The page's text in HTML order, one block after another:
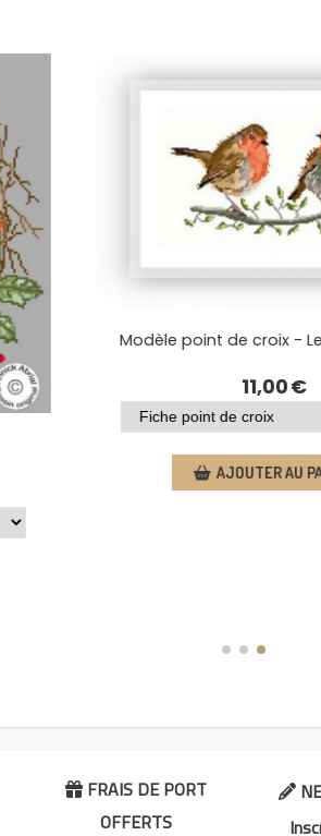
13,00€
 FRAIS DE PORT
OFFERTS
